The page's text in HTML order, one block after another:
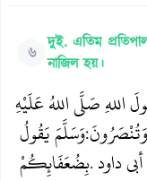
৬
দুই. এতিম
নাজিল হয়।
اللهِ صَلَّى اللهُ عَلَيْهِ
وَسَلَّمَ يَقُولُ:وَتُنْصَرُونَ
بِضُعَفَائِكُمْ. داود